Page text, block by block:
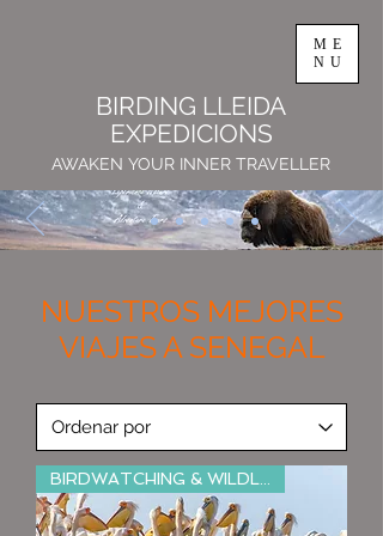
BIRDING LLEIDA
EXPEDICIONS
AWAKEN YOUR INNER TRAVELLER
ME
NU
NUESTROS MEJORES
VIAJES A SENEGAL